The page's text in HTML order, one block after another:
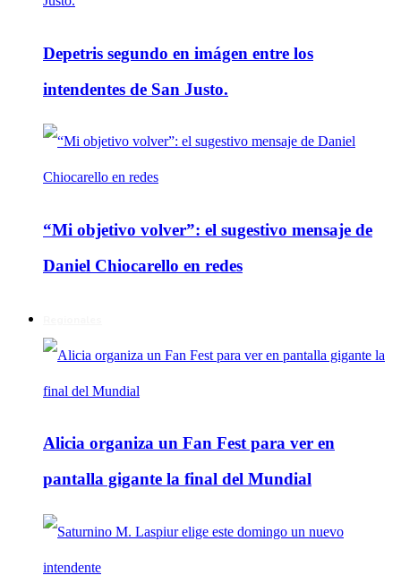
Depetris segundo en imágen entre los
intendentes de San Justo.
“Mi objetivo volver”: el sugestivo mensaje de
Daniel Chiocarello en redes
Alicia organiza un Fan Fest para ver en
pantalla gigante la final del Mundial